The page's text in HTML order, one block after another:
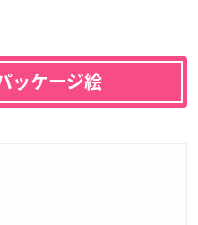
ッケージ絵